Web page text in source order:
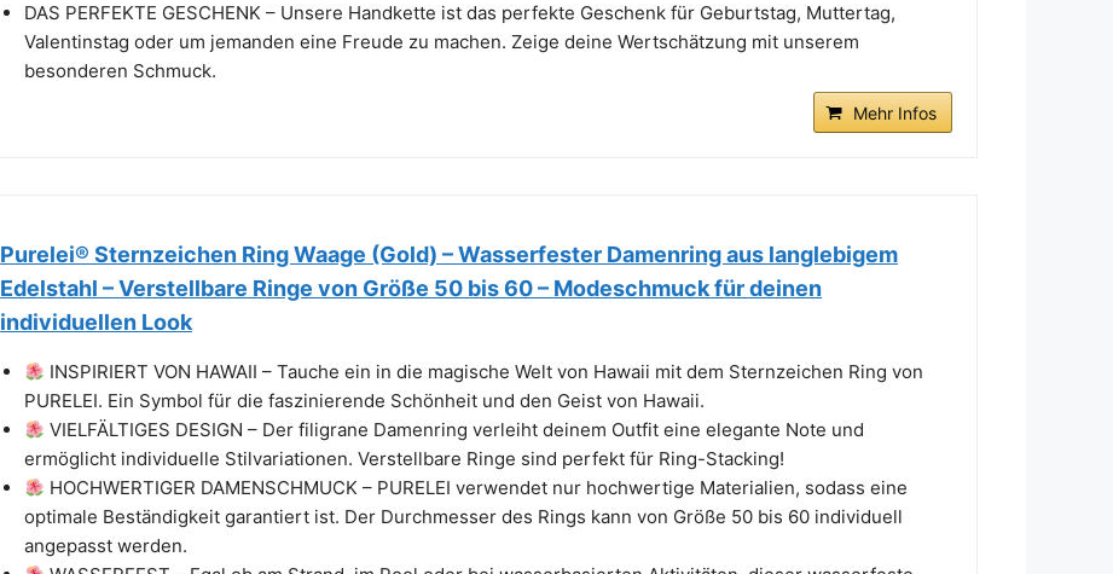
DAS PERFEKTE GESCHENK – Unsere Handkette ist das perfekte Geschenk für Geburtstag, Muttertag,
Valentinstag oder um jemanden eine Freude zu machen. Zeige deine Wertschätzung mit unserem
besonderen Schmuck.
Mehr Infos
Purelei® Sternzeichen Ring Waage (Gold) – Wasserfester Damenring aus langlebigem
Edelstahl – Verstellbare Ringe von Größe 50 bis 60 – Modeschmuck für deinen
individuellen Look
INSPIRIERT VON HAWAII – Tauche ein in die magische Welt von Hawaii mit dem Sternzeichen Ring von
PURELEI. Ein Symbol für die faszinierende Schönheit und den Geist von Hawaii.
VIELFÄLTIGES DESIGN – Der filigrane Damenring verleiht deinem Outfit eine elegante Note und
ermöglicht individuelle Stilvariationen. Verstellbare Ringe sind perfekt für Ring-Stacking!
HOCHWERTIGER DAMENSCHMUCK – PURELEI verwendet nur hochwertige Materialien, sodass eine
optimale Beständigkeit garantiert ist. Der Durchmesser des Rings kann von Größe 50 bis 60 individuell
angepasst werden.